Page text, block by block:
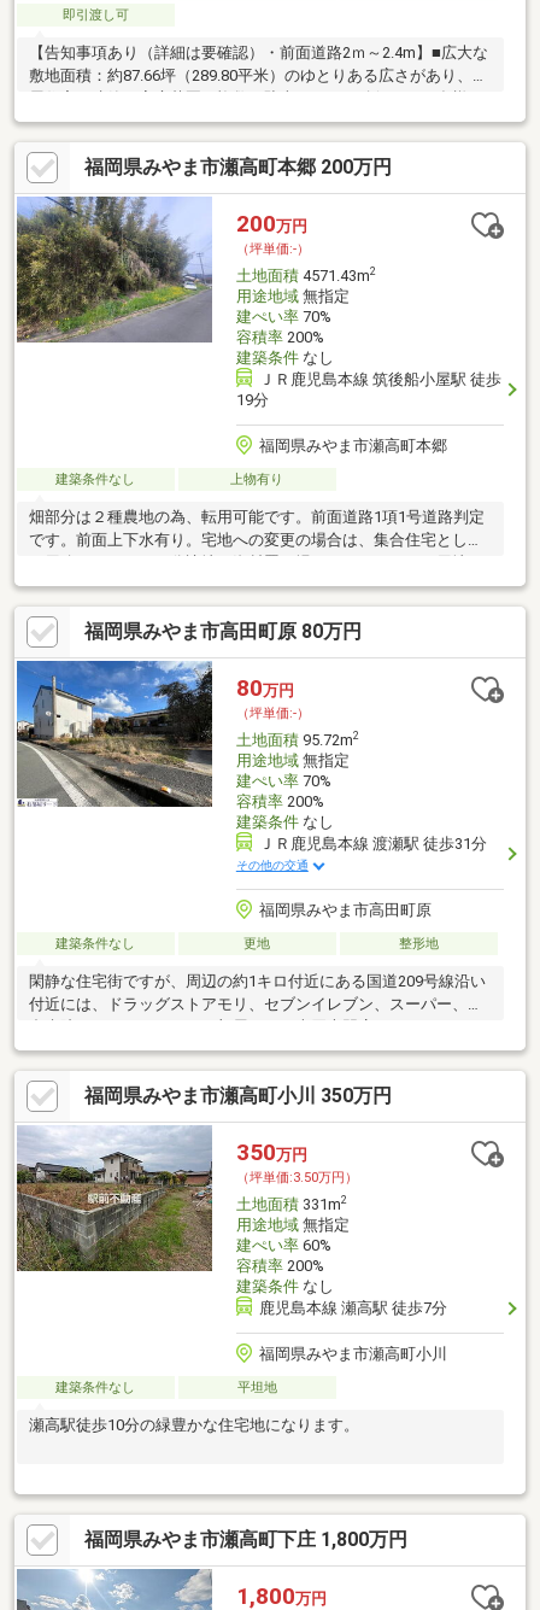
即引渡し可
【告知事項あり（詳細は要確認）・前面道路2ｍ～2.4m】■広大な
敷地面積：約87.66坪（289.80平米）のゆとりある広さがあり、平
屋住宅の建築や家庭菜園、複数の駐車スペース確保など、多様な
プランを検討可能です 。■更地渡しで建築スムーズ：既存建物は
解体されており、購入後の解体費用負担を抑えて新築の検討を開
始いただけます 。■生活インフラ整備済み：前面道路に上水道の
本管が埋設されていることを確認済みで、比較的容易に引き込み
が可能です 。■穏やかな住環境：周辺は緑豊かな落ち着いた景観
が広がっており、都会の喧騒を離れて静かに暮らしたい方に適し
た環境です 。
福岡県みやま市瀬高町本郷 200万円
200万円
（坪単価:-）
土地面積4571.43m2
用途地域無指定
建ぺい率70%
容積率200%
建築条件なし
ＪＲ鹿児島本線 筑後船小屋駅 徒歩
19分
福岡県みやま市瀬高町本郷
建築条件なし 上物有り
畑部分は２種農地の為、転用可能です。前面道路1項1号道路判定
です。前面上下水有り。宅地への変更の場合は、集合住宅として
どにいかがでしょうか？※上下水道、前面道路引き込みあり。※下
水引き込み一か所公費可 分担金15万円要※東側土地に未登記の
古家有
福岡県みやま市高田町原 80万円
80万円
（坪単価:-）
土地面積95.72m2
用途地域無指定
建ぺい率70%
容積率200%
建築条件なし
ＪＲ鹿児島本線 渡瀬駅 徒歩31分
その他の交通
福岡県みやま市高田町原
建築条件なし 更地 整形地
閑静な住宅街ですが、周辺の約1キロ付近にある国道209号線沿い
付近には、ドラッグストアモリ、セブンイレブン、スーパー、総
3312）または担当者（080-4954-5607）までお問い合わせくださ
い。
福岡県みやま市瀬高町小川 350万円
350万円
（坪単価:3.50万円）
土地面積331m2
用途地域無指定
建ぺい率60%
容積率200%
建築条件なし
鹿児島本線 瀬高駅 徒歩7分
福岡県みやま市瀬高町小川
建築条件なし 平坦地
瀬高駅徒歩10分の緑豊かな住宅地になります。
福岡県みやま市瀬高町下庄 1,800万円
1,800万円